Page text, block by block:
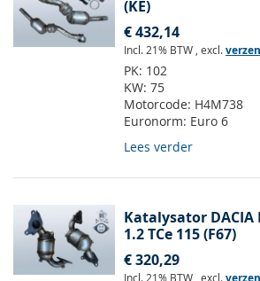
(KE)
€ 432,14
Incl. 21% BTW , excl.
PK: 102
KW: 75
Motorcode: H4M738
Euronorm: Euro 6
Lees verder
Katalysator DACIA
1.2 TCe 115 (F67)
€ 320,29
Incl. 21% BTW , excl.